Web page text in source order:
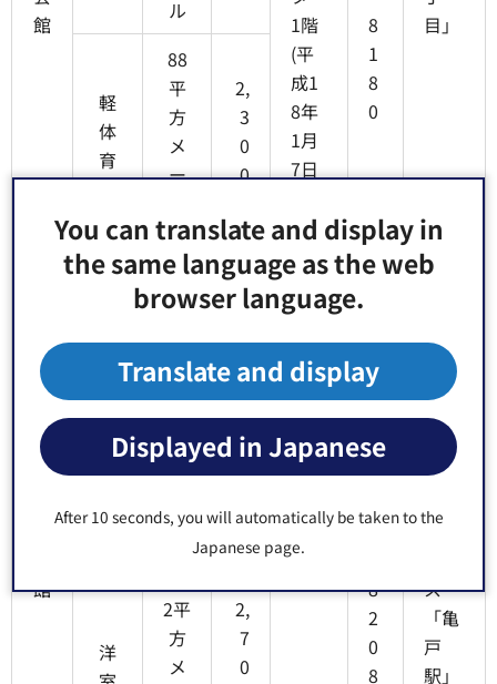
You can translate and display in
the same language as the web
browser language.
Translate and display
Displayed in Japanese
After 10 seconds, you will automatically be taken to the
Japanese page.
館
1階
(平
成1
8年
1月
7日
8
1
8
0
目」
ル
軽
体
育
室
88
平
方
メ
ー
ル
2,
3
0
0
亀
戸
館
室
(大)
3,
7
5
0
円
亀戸
目2
4番
3
-
3
6
5
8
2
0
8
「亀
戸駅
通
り」
徒歩
JR・
ス
「亀
戸
駅」
和
(小)
20
9
0
円
洋
2平
方
メ
2,
7
0